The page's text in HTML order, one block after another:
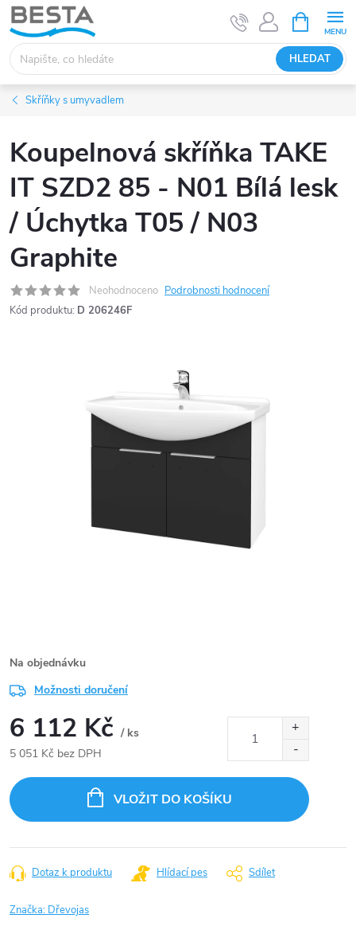
Přejít
na
obsah
HLEDAT
NÁKUPNÍ
KOŠÍK
Skříňky s umyvadlem
Koupelnová skříňka TAKE
IT SZD2 85 - N01 Bílá lesk
/ Úchytka T05 / N03
Graphite
Neohodnoceno Podrobnosti hodnocení
Kód produktu: D 206246F
Na objednávku
Možnosti doručení
6 112 Kč / ks
5 051 Kč bez DPH
cena:
VLOŽIT DO KOŠÍKU
Dotaz k produktu Hlídací pes Sdílet
Značka: Dřevojas